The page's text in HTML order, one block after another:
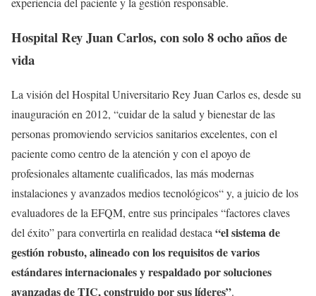
Hospital Rey Juan Carlos, con solo 8 ocho años de
vida
La visión del Hospital Universitario Rey Juan Carlos es, desde su
inauguración en 2012, “cuidar de la salud y bienestar de las
personas promoviendo servicios sanitarios excelentes, con el
paciente como centro de la atención y con el apoyo de
profesionales altamente cualificados, las más modernas
instalaciones y avanzados medios tecnológicos“ y, a juicio de los
evaluadores de la EFQM, entre sus principales “factores claves
del éxito” para convertirla en realidad destaca “el sistema de
gestión robusto, alineado con los requisitos de varios
estándares internacionales y respaldado por soluciones
avanzadas de TIC, construido por sus líderes”.